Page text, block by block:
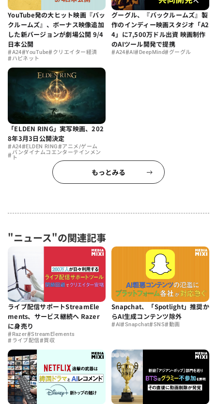
YouTube発の大ヒット映画『バッ
クルームズ』、ボーナス映像追加
した新バージョンが劇場公開 9/4
日本公開
#A24#YouTube#クリエイター経済
#ハピネット
グーグル、『バックルームズ』製
作のインディー映画スタジオ「A2
4」に7,500万ドル出資 映画制作
のAIツール開発で提携
#A24#AI# DeepMind#グーグル
「ELDEN RING」実写映画、202
8年3月3日公開決定
#A24#ELDEN RING#アニメ/ゲーム
#バンダイナムコエンターテインメン
ト
もっとみる
"ニュース"の関連記事
ライブ配信サポートStreamEle
ments、サービス継続へ Razer
に身売り
#Razer#StreamElements
#ライブ配信#買収
Snapchat、「Spotlight」推奨か
らAI生成コンテンツ除外
#AI#Snapchat#SNS#動画